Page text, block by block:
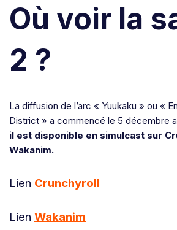
Où voir la
2 ?
La diffusion de l’arc « Yuukaku » ou «
District » a commencé le 5 décembre
il est disponible en simulcast sur
Wakanim.
Lien Crunchyroll
Lien Wakanim